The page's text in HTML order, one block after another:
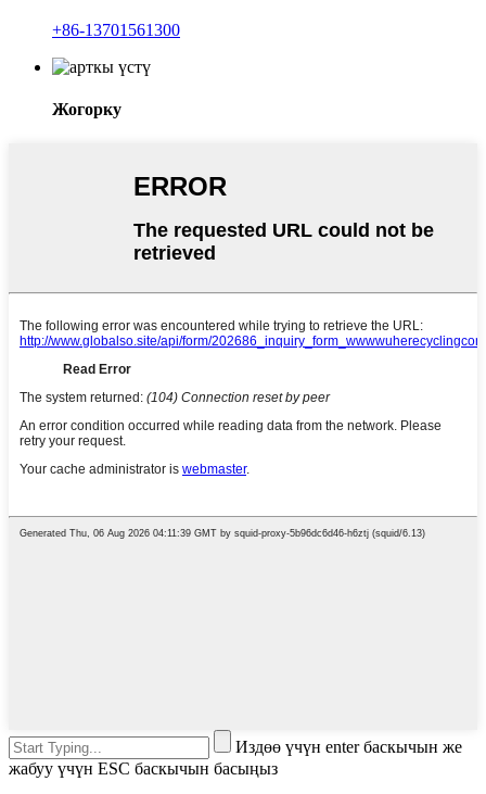
+86-13701561300
Жогорку
Издөө үчүн enter баскычын же
жабуу үчүн ESC баскычын басыңыз